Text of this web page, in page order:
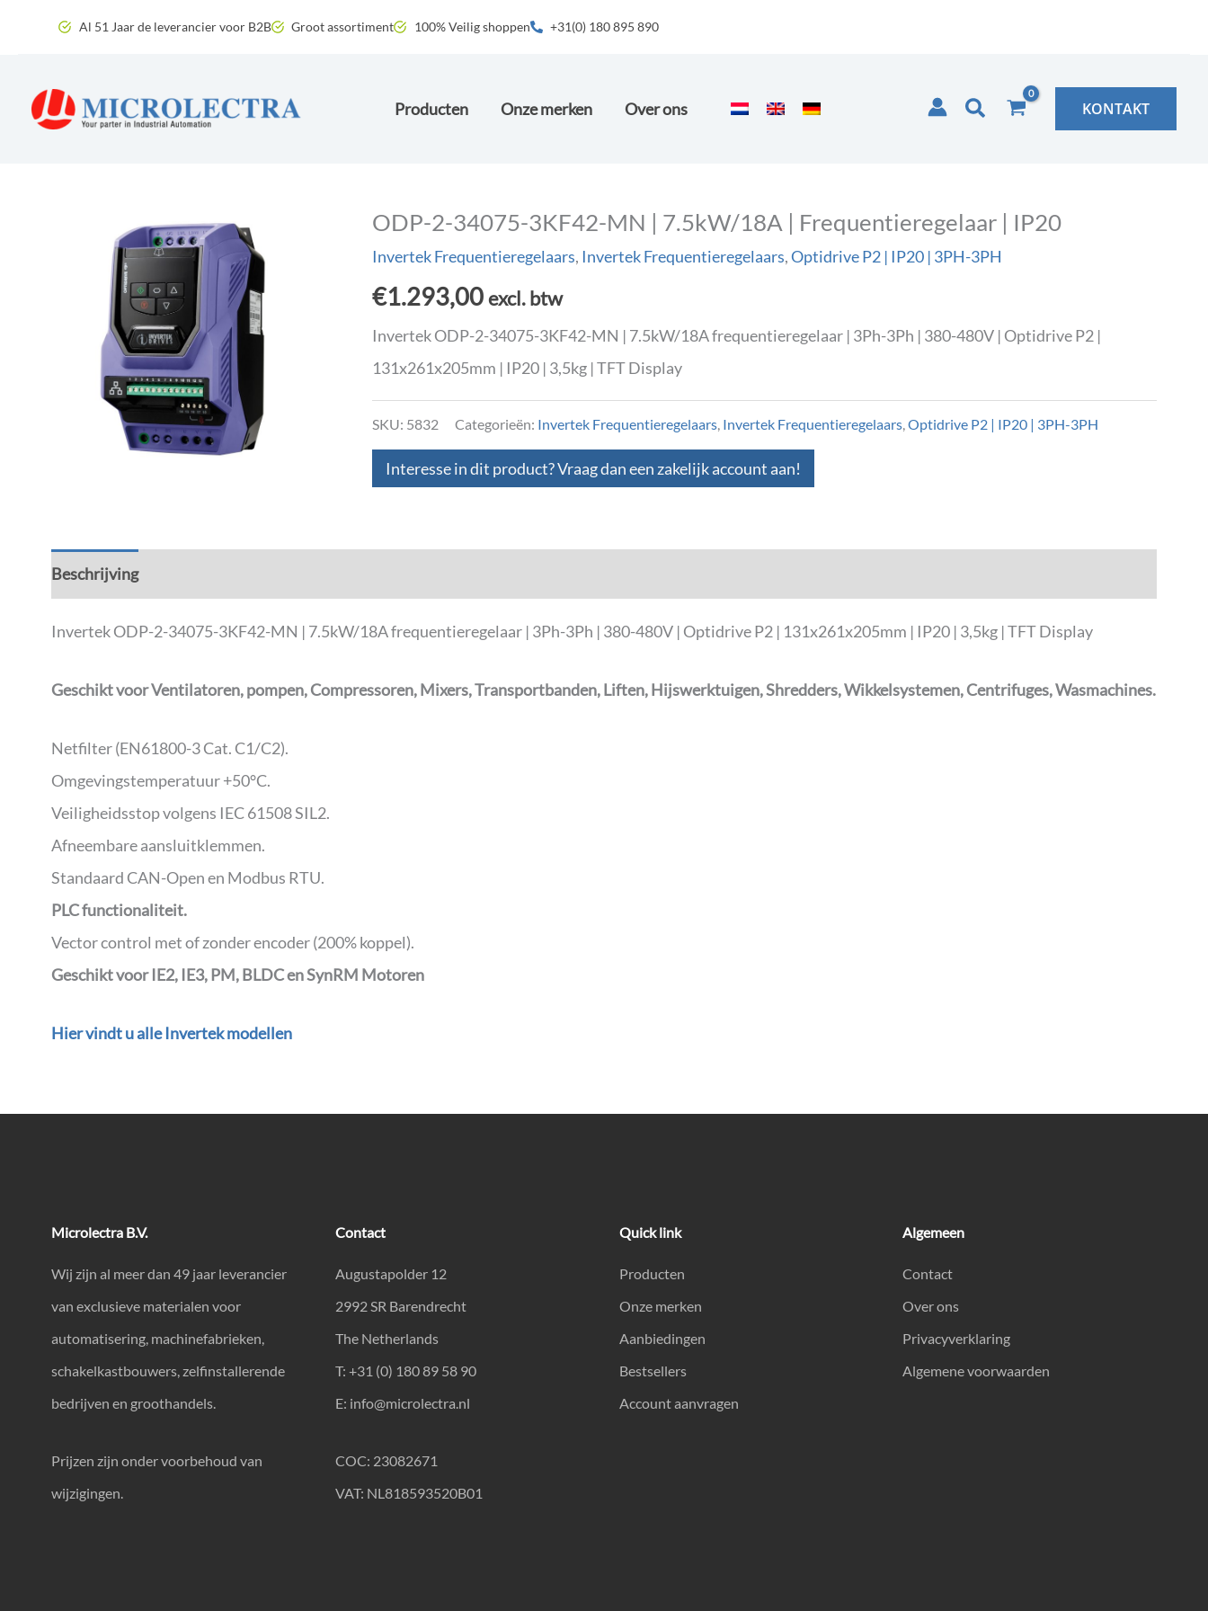
inhoud
Al 51 Jaar de leverancier voor B2B Groot assortiment 100% Veilig shoppen +31(0) 180 895 890
Producten Onze merken Over ons Zoeken KONTAKT
ODP-2-34075-3KF42-MN | 7.5kW/18A | Frequentieregelaar | IP20
Invertek Frequentieregelaars, Invertek Frequentieregelaars,Optidrive P2 | IP20 | 3PH-3PH
€1.293,00 excl. btw
Invertek ODP-2-34075-3KF42-MN | 7.5kW/18A frequentieregelaar | 3Ph-3Ph | 380-480V | Optidrive P2 |
131x261x205mm | IP20 | 3,5kg | TFT Display
SKU: 5832 Categorieën: Invertek Frequentieregelaars, Invertek Frequentieregelaars,Optidrive P2 | IP20 | 3PH-3PH
Interesse in dit product? Vraag dan een zakelijk account aan!
Beschrijving
Invertek ODP-2-34075-3KF42-MN | 7.5kW/18A frequentieregelaar | 3Ph-3Ph | 380-480V | Optidrive P2 | 131x261x205mm | IP20 | 3,5kg | TFT Display
Geschikt voor Ventilatoren, pompen, Compressoren, Mixers, Transportbanden, Liften, Hijswerktuigen, Shredders, Wikkelsystemen, Centrifuges, Wasmachines.
Netfilter (EN61800-3 Cat. C1/C2).
Omgevingstemperatuur +50°C.
Veiligheidsstop volgens IEC 61508 SIL2.
Afneembare aansluitklemmen.
Standaard CAN-Open en Modbus RTU.
PLC functionaliteit.
Vector control met of zonder encoder (200% koppel).
Geschikt voor IE2, IE3, PM, BLDC en SynRM Motoren
Hier vindt u alle Invertek modellen
Microlectra B.V.
Wij zijn al meer dan 49 jaar leverancier
van exclusieve materialen voor
automatisering, machinefabrieken,
schakelkastbouwers, zelfinstallerende
bedrijven en groothandels.
Prijzen zijn onder voorbehoud van
wijzigingen.
Contact
Augustapolder 12
2992 SR Barendrecht
The Netherlands
T: +31 (0) 180 89 58 90
E: info@microlectra.nl
COC: 23082671
VAT: NL818593520B01
Quick link
Producten
Onze merken
Aanbiedingen
Bestsellers
Account aanvragen
Algemeen
Contact
Over ons
Privacyverklaring
Algemene voorwaarden